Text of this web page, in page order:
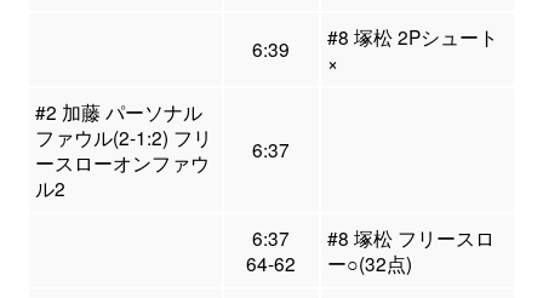
6:39
#8 塚松 2Pシュート
×
#2 加藤 パーソナル
ファウル(2-1:2) フリ
ースローオンファウ
ル2
6:37
6:37
64-62
#8 塚松 フリースロ
ー○(32点)